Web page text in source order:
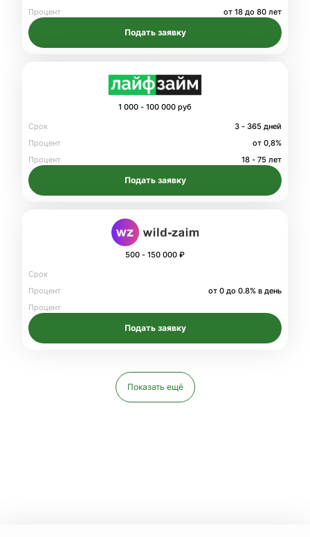
Процент
от 18 до 80 лет
Подать заявку
1 000 - 100 000 руб
Срок
3 - 365 дней
Процент
от 0,8%
Процент
18 - 75 лет
Подать заявку
500 - 150 000 ₽
Срок
Процент
от 0 до 0.8% в день
Процент
Подать заявку
Показать ещё